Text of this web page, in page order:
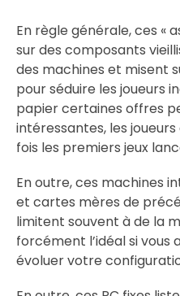
En règle générale, ces «
sur des composants
des machines et misent
pour séduire les joueurs
papier certaines offres
intéressantes, les
fois les premiers jeux
En outre, ces machines
et cartes mères de
limitent souvent à de la
forcément l’idéal si vous
évoluer votre